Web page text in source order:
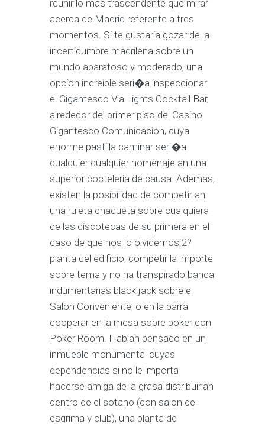
reunir lo mas trascendente que mirar
acerca de Madrid referente a tres
momentos. Si te gustaria gozar de la
incertidumbre madrilena sobre un
mundo aparatoso y moderado, una
opcion increible seri�a inspeccionar
el Gigantesco Via Lights Cocktail Bar,
alrededor del primer piso del Casino
Gigantesco Comunicacion, cuya
enorme pastilla caminar seri�a
cualquier cualquier homenaje an una
superior cocteleria de causa. Ademas,
existen la posibilidad de competir an
una ruleta chaqueta sobre cualquiera
de las discotecas de su primera en el
caso de que nos lo olvidemos 2?
planta del edificio, competir la importe
sobre tema y no ha transpirado banca
indumentarias black jack sobre el
Salon Conveniente, o en la barra
cooperar en la mesa sobre poker con
Poker Room. Habian pensado en un
inmueble monumental cuyas
dependencias si no le importa
hacerse amiga de la grasa distribuirian
dentro de el sotano (con salon de
esgrima y club), una planta de